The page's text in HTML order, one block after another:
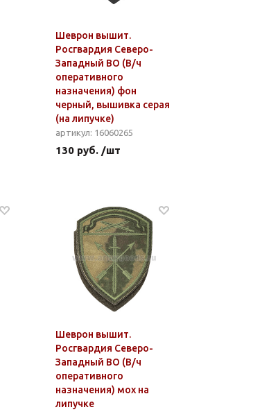
Шеврон вышит.
Росгвардия Северо-
Западный ВО (В/ч
оперативного
назначения) фон
черный, вышивка серая
(на липучке)
артикул: 16060265
130 руб. /шт
Шеврон вышит.
Росгвардия Северо-
Западный ВО (В/ч
оперативного
назначения) мох на
липучке